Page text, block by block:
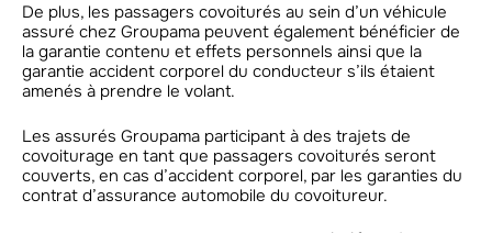
De plus, les passagers covoiturés au sein d’un véhicule
assuré chez Groupama peuvent également bénéficier de
la garantie contenu et effets personnels ainsi que la
garantie accident corporel du conducteur s’ils étaient
amenés à prendre le volant.
Les assurés Groupama participant à des trajets de
covoiturage en tant que passagers covoiturés seront
couverts, en cas d’accident corporel, par les garanties du
contrat d’assurance automobile du covoitureur.